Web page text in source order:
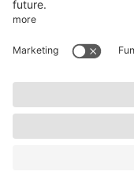
AktivWelt
Newsletter
Bleiben Sie auf dem
Veranstaltungen des